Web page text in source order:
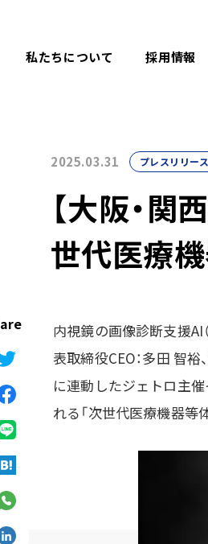
AIメディカルサービス
私たちについて 採用情報
2025.03.31 プレスリリース
【大阪・関
世代医療
内視鏡の画像診断支援AI
表取締役CEO：多田 智裕
に連動したジェトロ主
れる「次世代医療機器等